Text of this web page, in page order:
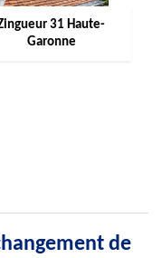
31 Haute-
Garonne
de